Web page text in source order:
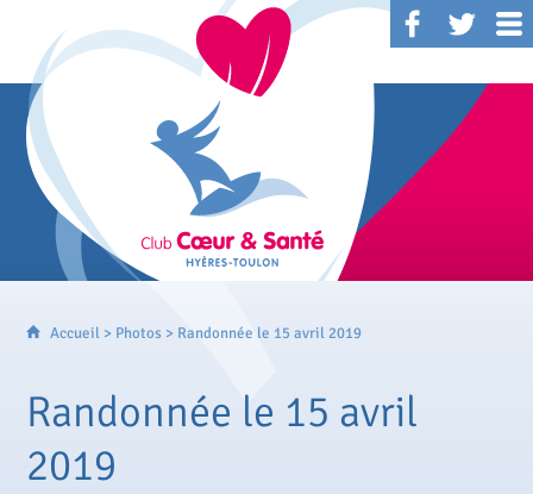
Accueil > Photos > Randonnée le 15 avril 2019
Randonnée le 15 avril
2019